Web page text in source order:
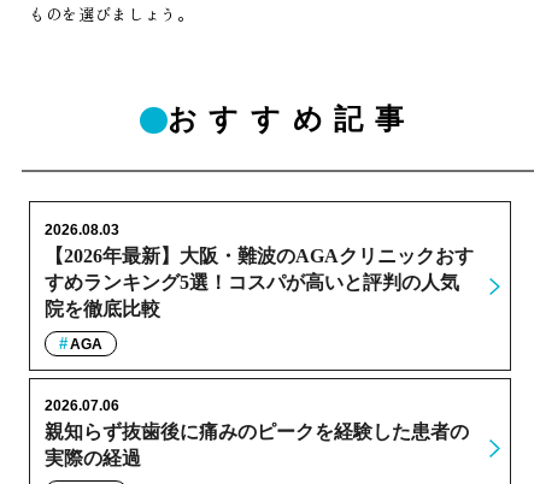
ものを選びましょう。
おすすめ記事
【2026年最新】大阪・難波のAGAクリニックおす
すめランキング5選！コスパが高いと評判の人気
院を徹底比較
2026.08.03
AGA
親知らず抜歯後に痛みのピークを経験した患者の
実際の経過
2026.07.06